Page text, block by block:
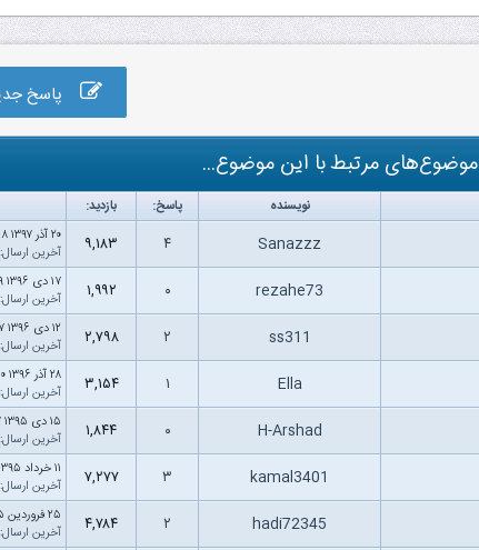
پاسخ
موضوع‌های مرتبط با این موضوع...
نویسنده پاسخ: بازدید:
Sanazzz ۴ ۹,۱۸۳
۲۰ آذر ۱۳۹۷ ۰۱:۱۸ ب.ظ
آخرین ارسال:
rezahe73 ۰ ۱,۹۹۲
۱۷ دى ۱۳۹۶ ۰۴:۰۹ ق.ظ
آخرین ارسال:
ss311 ۲ ۲,۷۹۸
۱۲ دى ۱۳۹۶ ۱۱:۵۷ ب.ظ
آخرین ارسال:
Ella ۱ ۳,۱۵۴
۲۸ آذر ۱۳۹۶ ۱۲:۰۰ ق.ظ
آخرین ارسال:
H-Arshad ۰ ۱,۸۴۴
۱۵ دى ۱۳۹۵ ۰۶:۰۷ ب.ظ
آخرین ارسال:
kamal3401 ۳ ۷,۲۷۷
۱۱ خرداد ۱۳۹۵ ۰۲:۴۴ ق.ظ
آخرین ارسال:
hadi72345 ۲ ۴,۷۸۴
۲۵ فروردین ۱۳۹۵ ۱۰:۳۳ ب.ظ
آخرین ارسال: